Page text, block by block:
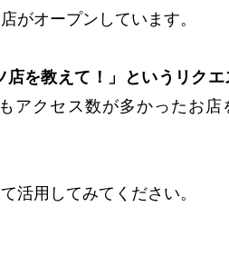
がオープンしています。
店を教えて！」というリクエ
アクセス数が多かったお店
活用してみてください。